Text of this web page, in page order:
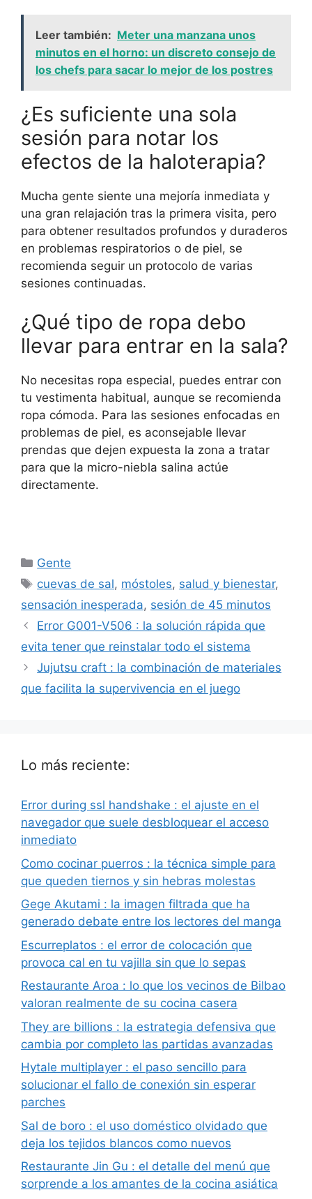
Leer también: Meter una manzana unos
minutos en el horno: un discreto consejo de
los chefs para sacar lo mejor de los postres
¿Es suficiente una sola
sesión para notar los
efectos de la haloterapia?
Mucha gente siente una mejoría inmediata y
una gran relajación tras la primera visita, pero
para obtener resultados profundos y duraderos
en problemas respiratorios o de piel, se
recomienda seguir un protocolo de varias
sesiones continuadas.
¿Qué tipo de ropa debo
llevar para entrar en la sala?
No necesitas ropa especial, puedes entrar con
tu vestimenta habitual, aunque se recomienda
ropa cómoda. Para las sesiones enfocadas en
problemas de piel, es aconsejable llevar
prendas que dejen expuesta la zona a tratar
para que la micro-niebla salina actúe
directamente.
Categorías
Gente
Etiquetas
cuevas de sal, móstoles, salud y bienestar,
sensación inesperada, sesión de 45 minutos
Error G001-V506 : la solución rápida que
evita tener que reinstalar todo el sistema
Jujutsu craft : la combinación de materiales
que facilita la supervivencia en el juego
Lo más reciente:
Error during ssl handshake : el ajuste en el
navegador que suele desbloquear el acceso
inmediato
Como cocinar puerros : la técnica simple para
que queden tiernos y sin hebras molestas
Gege Akutami : la imagen filtrada que ha
generado debate entre los lectores del manga
Escurreplatos : el error de colocación que
provoca cal en tu vajilla sin que lo sepas
Restaurante Aroa : lo que los vecinos de Bilbao
valoran realmente de su cocina casera
They are billions : la estrategia defensiva que
cambia por completo las partidas avanzadas
Hytale multiplayer : el paso sencillo para
solucionar el fallo de conexión sin esperar
parches
Sal de boro : el uso doméstico olvidado que
deja los tejidos blancos como nuevos
Restaurante Jin Gu : el detalle del menú que
sorprende a los amantes de la cocina asiática